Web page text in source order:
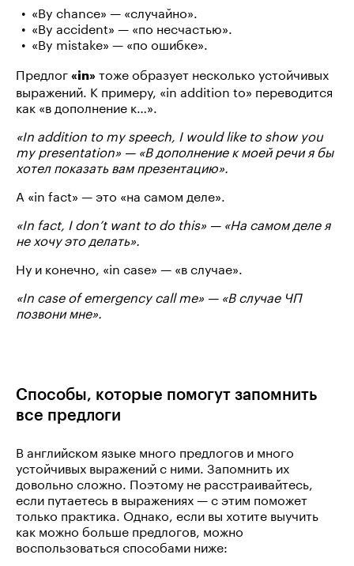
«By chance» — «случайно».
«By accident» — «по несчастью».
«By mistake» — «по ошибке».
Предлог «in» тоже образует несколько устойчивых
выражений. К примеру, «in addition to» переводится
как «в дополнение к…».
«In addition to my speech, I would like to show you
my presentation» — «В дополнение к моей речи я бы
хотел показать вам презентацию».
А «in fact» — это «на самом деле».
«In fact, I don’t want to do this» — «На самом деле я
не хочу это делать».
Ну и конечно, «in case» — «в случае».
«In case of emergency call me» — «В случае ЧП
позвони мне».
Способы, которые помогут запомнить
все предлоги
В английском языке много предлогов и много
устойчивых выражений с ними. Запомнить их
довольно сложно. Поэтому не расстраивайтесь,
если путаетесь в выражениях — с этим поможет
только практика. Однако, если вы хотите выучить
как можно больше предлогов, можно
воспользоваться способами ниже: